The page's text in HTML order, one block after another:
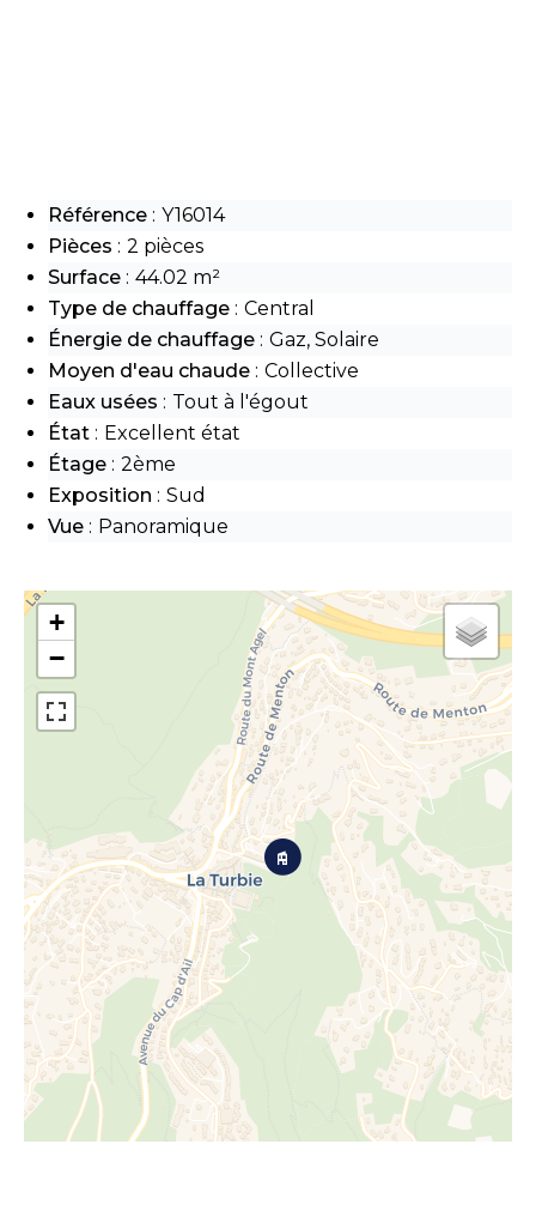
+
−
Référence
Y16014
Pièces
2 pièces
Surface
44.02 m²
Type de chauffage
Central
Énergie de chauffage
Gaz, Solaire
Moyen d'eau chaude
Collective
Eaux usées
Tout à l'égout
État
Excellent état
Étage
2ème
Exposition
Sud
Vue
Panoramique